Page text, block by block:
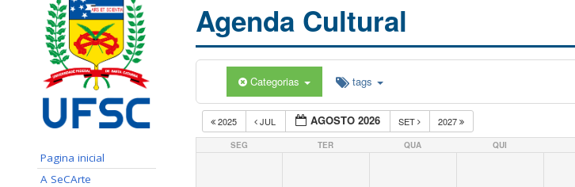
Pagina inicial
A SeCArte
Agenda Cultural
Categorias tags
2025 JUL AGOSTO 2026 SET 2027
SEG TER QUA QUI